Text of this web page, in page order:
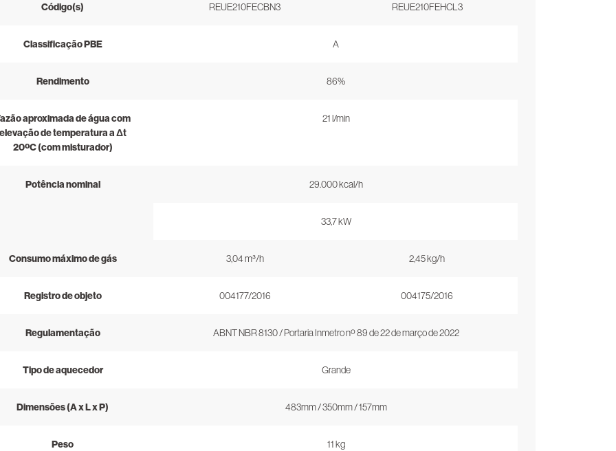
Código(s) REUE210FECBN3 REUE210FEHCL3
Classificação PBE A
Rendimento 86%
aproximada de água com
de temperatura a Δt
20ºC (com misturador)
21 l/min
Potência nominal 29.000 kcal/h
33,7 kW
Consumo máximo de gás 3,04 m³/h 2,45 kg/h
Registro de objeto 004177/2016 004175/2016
Regulamentação ABNT NBR 8130 / Portaria Inmetro nº 89 de 22 de março de 2022
Tipo de aquecedor Grande
Dimensões (A x L x P) 483mm / 350mm / 157mm
Peso 11 kg